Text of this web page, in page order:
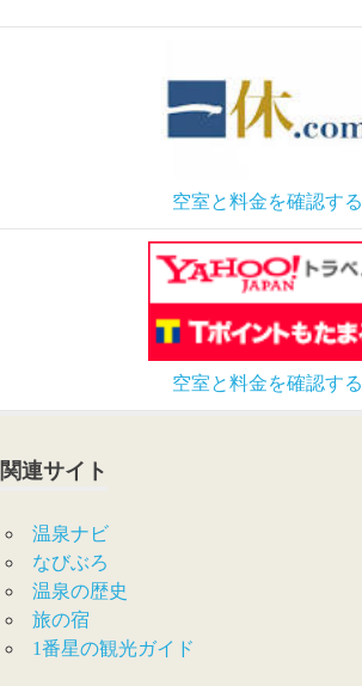
空室と料金を確認する
空室と料金を確認する
関連サイト
温泉ナビ
なびぶろ
温泉の歴史
旅の宿
1番星の観光ガイド